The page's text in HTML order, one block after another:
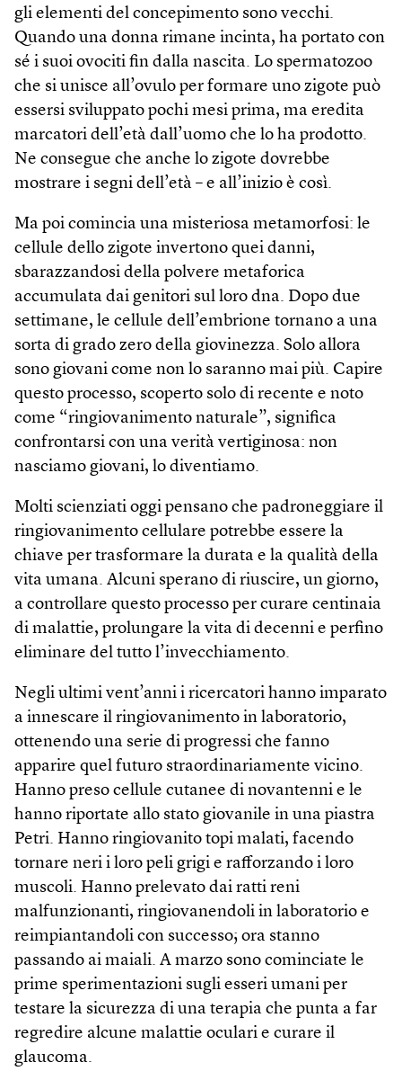
gli elementi del concepimento sono vecchi.
Quando una donna rimane incinta, ha portato con
sé i suoi ovociti fin dalla nascita. Lo spermatozoo
che si unisce all’ovulo per formare uno zigote può
essersi sviluppato pochi mesi prima, ma eredita
marcatori dell’età dall’uomo che lo ha prodotto.
Ne consegue che anche lo zigote dovrebbe
mostrare i segni dell’età – e all’inizio è così.
Ma poi comincia una misteriosa metamorfosi: le
cellule dello zigote invertono quei danni,
sbarazzandosi della polvere metaforica
accumulata dai genitori sul loro dna. Dopo due
settimane, le cellule dell’embrione tornano a una
sorta di grado zero della giovinezza. Solo allora
sono giovani come non lo saranno mai più. Capire
questo processo, scoperto solo di recente e noto
come “ringiovanimento naturale”, significa
confrontarsi con una verità vertiginosa: non
nasciamo giovani, lo diventiamo.
Molti scienziati oggi pensano che padroneggiare il
ringiovanimento cellulare potrebbe essere la
chiave per trasformare la durata e la qualità della
vita umana. Alcuni sperano di riuscire, un giorno,
a controllare questo processo per curare centinaia
di malattie, prolungare la vita di decenni e perfino
eliminare del tutto l’invecchiamento.
Negli ultimi vent’anni i ricercatori hanno imparato
a innescare il ringiovanimento in laboratorio,
ottenendo una serie di progressi che fanno
apparire quel futuro straordinariamente vicino.
Hanno preso cellule cutanee di novantenni e le
hanno riportate allo stato giovanile in una piastra
Petri. Hanno ringiovanito topi malati, facendo
tornare neri i loro peli grigi e rafforzando i loro
muscoli. Hanno prelevato dai ratti reni
malfunzionanti, ringiovanendoli in laboratorio e
reimpiantandoli con successo; ora stanno
passando ai maiali. A marzo sono cominciate le
prime sperimentazioni sugli esseri umani per
testare la sicurezza di una terapia che punta a far
regredire alcune malattie oculari e curare il
glaucoma.